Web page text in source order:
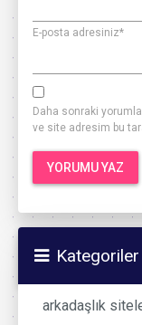
E-posta adresiniz*
Daha sonraki
ve site adresim bu
Kategoriler
arkadaşlık